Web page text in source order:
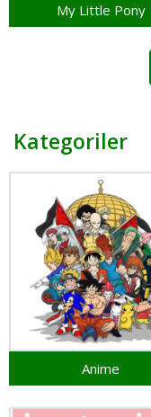
My Little Pony
Kategoriler
Anime